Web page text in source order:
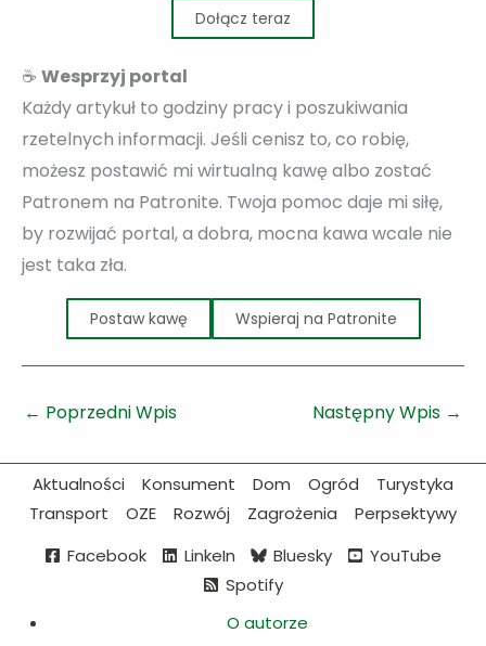
Dołącz teraz
☕ Wesprzyj portal
Każdy artykuł to godziny pracy i poszukiwania
rzetelnych informacji. Jeśli cenisz to, co robię,
możesz postawić mi wirtualną kawę albo zostać
Patronem na Patronite. Twoja pomoc daje mi siłę,
by rozwijać portal, a dobra, mocna kawa wcale nie
jest taka zła.
Postaw kawę Wspieraj na Patronite
← Poprzedni Wpis Następny Wpis →
Aktualności Konsument Dom Ogród
Turystyka
Transport
OZE Rozwój Zagrożenia
Perpsektywy
Facebook
LinkeIn Bluesky
YouTube
Spotify
O autorze